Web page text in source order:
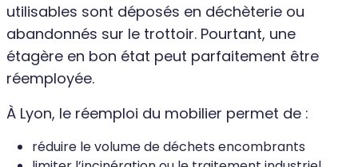
utilisables sont déposés en déchèterie ou
abandonnés sur le trottoir. Pourtant, une
étagère en bon état peut parfaitement être
réemployée.
À Lyon, le réemploi du mobilier permet de :
réduire le volume de déchets encombrants